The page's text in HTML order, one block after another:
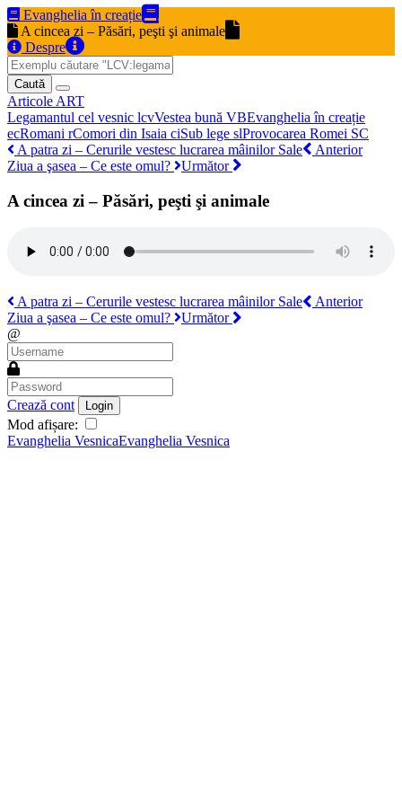
Evanghelia în creație
A cincea zi – Păsări, peşti şi animale
Despre
Caută
Articole ART
Legamantul cel vesnic lcvVestea bună VBEvanghelia în creație
ecRomani rComori din Isaia ciSub lege slProvocarea Romei SC
A patra zi – Cerurile vestesc lucrarea mâinilor Sale
Anterior
Ziua a şasea – Ce este omul?
Următor
A cincea zi – Păsări, peşti şi animale
A patra zi – Cerurile vestesc lucrarea mâinilor Sale
Anterior
Ziua a şasea – Ce este omul?
Următor
@
Crează cont Login
Mod afișare:
Evanghelia VesnicaEvanghelia Vesnica